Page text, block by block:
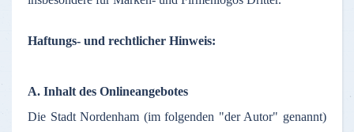
Haftungs- und rechtlicher Hinweis:
A. Inhalt des Onlineangebotes
Die Stadt Nordenham (im folgenden "der Autor" genannt)